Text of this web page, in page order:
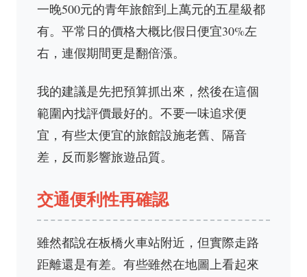
一晚500元的青年旅館到上萬元的五星級都
有。平常日的價格大概比假日便宜30%左
右，連假期間更是翻倍漲。
我的建議是先把預算抓出來，然後在這個
範圍內找評價最好的。不要一味追求便
宜，有些太便宜的旅館設施老舊、隔音
差，反而影響旅遊品質。
交通便利性再確認
雖然都說在板橋火車站附近，但實際走路
距離還是有差。有些雖然在地圖上看起來